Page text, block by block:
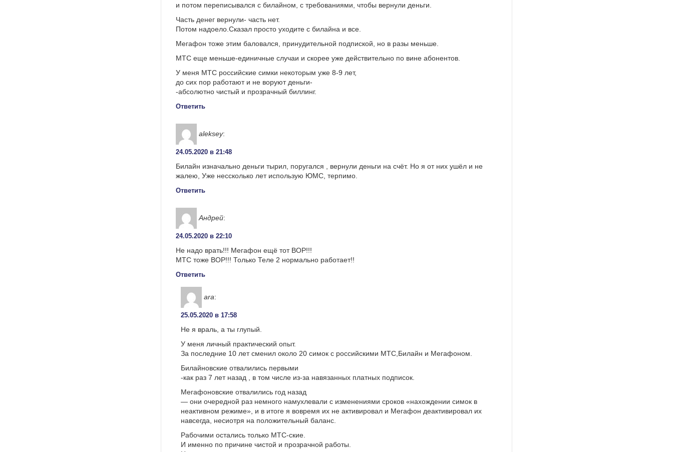
и потом переписывался с билайном, с требованиями, чтобы вернули деньги.
Часть денег вернули- часть нет.
Потом надоело.Сказал просто уходите с билайна и все.
Мегафон тоже этим баловался, принудительной подпиской, но в разы меньше.
МТС еще меньше-единичные случаи и скорее уже действительно по вине абонентов.
У меня МТС российские симки некоторым уже 8-9 лет,
до сих пор работают и не воруют деньги-
-абсолютно чистый и прозрачный биллинг.
Ответить
aleksey:
24.05.2020 в 21:48
Билайн изначально деньги тырил, поругался , вернули деньги на счёт. Но я от них ушёл и не
жалею, Уже нессколько лет использую ЮМС, терпимо.
Ответить
Андрей:
24.05.2020 в 22:10
Не надо врать!!! Мегафон ещё тот ВОР!!!
МТС тоже ВОР!!! Только Теле 2 нормально работает!!
Ответить
ara:
25.05.2020 в 17:58
Не я враль, а ты глупый.
У меня личный практический опыт.
За последние 10 лет сменил около 20 симок с российскими МТС,Билайн и Мегафоном.
Билайновские отвалились первыми
-как раз 7 лет назад , в том числе из-за навязанных платных подписок.
Мегафоновские отвалились год назад
— они очередной раз немного намухлевали с изменениями сроков «нахождении симок в
неактивном режиме», и в итоге я вовремя их не активировал и Мегафон деактивировал их
навсегда, несиотря на положительный баланс.
Рабочими остались только МТС-ские.
И именно по причине чистой и прозрачной работы.